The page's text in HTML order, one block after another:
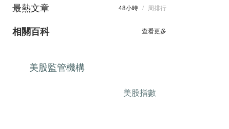
48小時 / 周排行
最熱文章
相關百科
查看更多
美股監管機構
美股指數